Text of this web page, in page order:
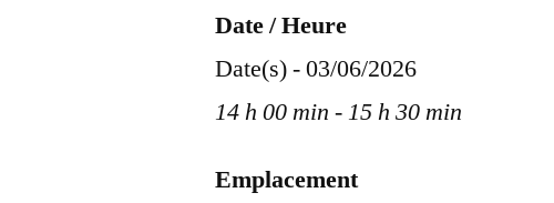
Date / Heure
Date(s) - 03/06/2026
14 h 00 min - 15 h 30 min
Emplacement